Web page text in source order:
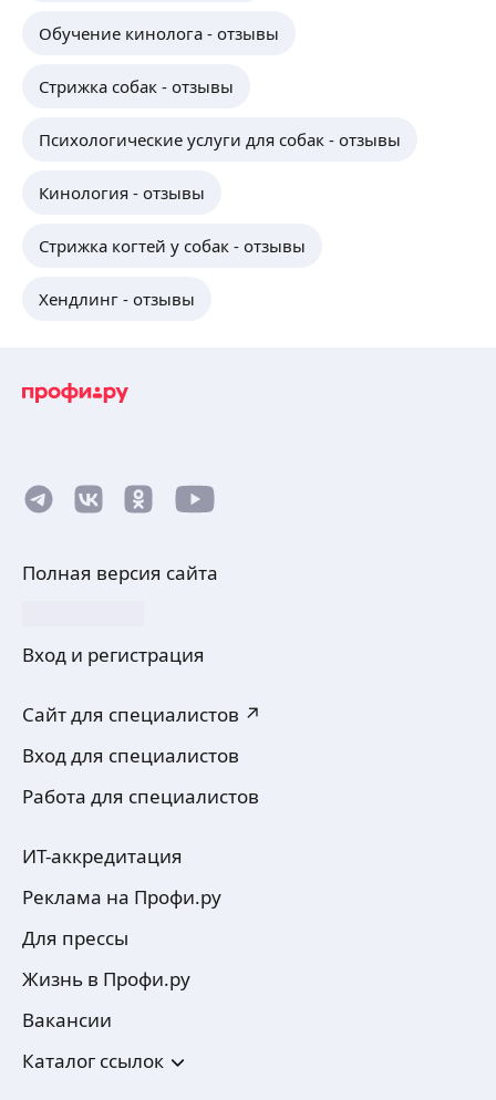
Обучение кинолога - отзывы
Стрижка собак - отзывы
Психологические услуги для собак - отзывы
Кинология - отзывы
Стрижка когтей у собак - отзывы
Хендлинг - отзывы
Полная версия сайта
Вход и регистрация
Сайт для специалистов ↗
Вход для специалистов
Работа для специалистов
ИТ-аккредитация
Реклама на Профи.ру
Для прессы
Жизнь в Профи.ру
Вакансии
Каталог ссылок